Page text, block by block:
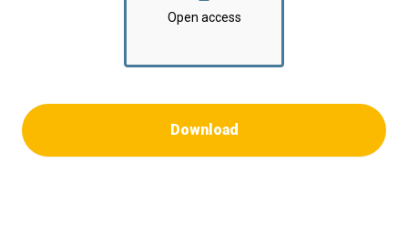
Open access
Download